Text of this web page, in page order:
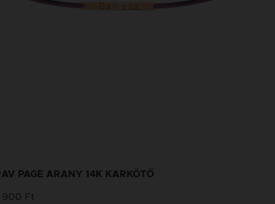
PAGE ARANY 14K KARKÖTŐ
900 Ft